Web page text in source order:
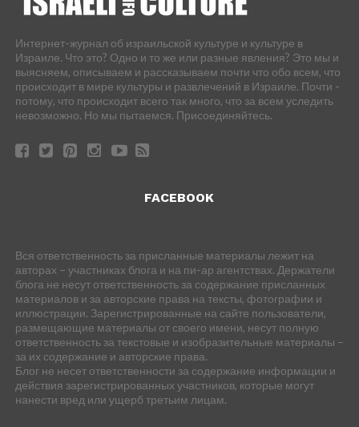
Интернет-журнал об израильской культуре и культуре в
Израиле. Что это? Одно и то же или разные явления? Это мы и
выясняем, описываем и рассказываем почти что обо всем, что
происходит в мире культуры и развлечений в Израиле. Почти -
потому, что происходит всего так много, что за всем уследить
невозможно. Но мы пытаемся. Присоединяйтесь.
FACEBOOK
Вся ответственность за присланные материалы лежит на
авторах – участниках блога и на пи-ар агентствах. Держатели
блога не несут ответственность за содержание присланных
материалов и за авторские права на тексты, фотографии и
иллюстрации. Зарегистрированные на сайте пользователи,
размещающие материалы от своего имени, несут полную
ответственность за текстовые и изобразительные материалы –
за их содержание и авторские права.
Блог не несет ответственности за содержание информации и
действия зарегистрированных участников, которые могут
нанести вред или ущерб третьим лицам.